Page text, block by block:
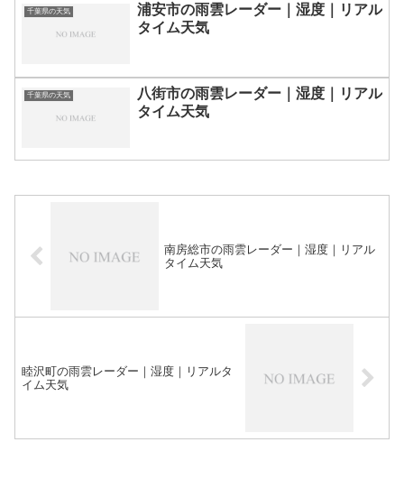
千葉県の天気
浦安市の雨雲レーダー｜湿度｜リアル
タイム天気
千葉県の天気
八街市の雨雲レーダー｜湿度｜リアル
タイム天気
南房総市の雨雲レーダー｜湿度｜リアル
タイム天気
睦沢町の雨雲レーダー｜湿度｜リアルタ
イム天気